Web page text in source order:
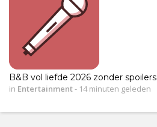
B&B vol liefde 2026 zonder spoilers
in Entertainment- 14 minuten geleden